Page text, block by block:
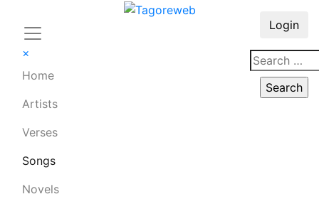
×
Home
Artists
Verses
Songs
Novels
Login